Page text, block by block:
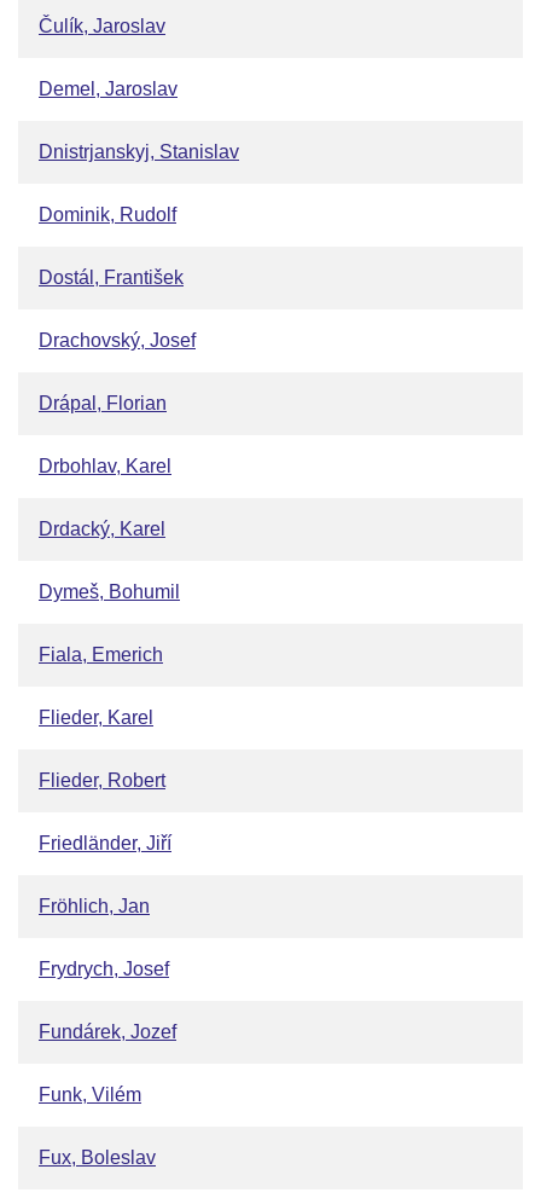
Čulík, Jaroslav
Demel, Jaroslav
Dnistrjanskyj, Stanislav
Dominik, Rudolf
Dostál, František
Drachovský, Josef
Drápal, Florian
Drbohlav, Karel
Drdacký, Karel
Dymeš, Bohumil
Fiala, Emerich
Flieder, Karel
Flieder, Robert
Friedländer, Jiří
Fröhlich, Jan
Frydrych, Josef
Fundárek, Jozef
Funk, Vilém
Fux, Boleslav